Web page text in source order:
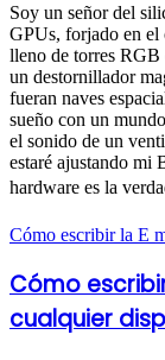
Soy un señor del
GPUs, forjado en el
lleno de torres RGB
un destornillador
fueran naves
sueño con un
el sonido de un
estaré ajustando mi
hardware es la
Cómo escribir la E
Cómo
cualquier